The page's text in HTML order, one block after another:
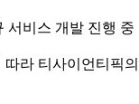
서비스 개발 진행 중
라 티사이언티픽의